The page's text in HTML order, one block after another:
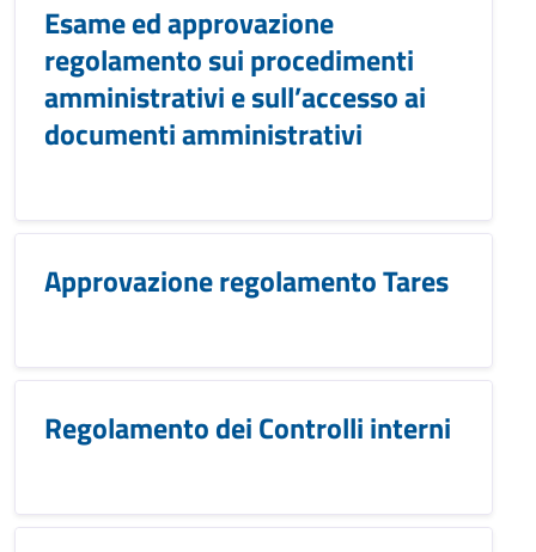
Esame ed approvazione
regolamento sui procedimenti
amministrativi e sull’accesso ai
documenti amministrativi
Approvazione regolamento Tares
Regolamento dei Controlli interni